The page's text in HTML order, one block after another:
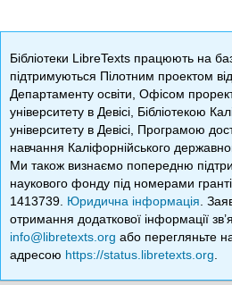
Бібліотеки LibreTexts працюють на
підтримуються Пілотним проектом
Департаменту освіти, Офісом
університету в Девісі, Бібліотекою
університету в Девісі, Програмою
навчання Каліфорнійського
Ми також визнаємо попередню
наукового фонду під номерами
1413739. Юридична інформація .
отримання додаткової інформації
info@libretexts.org або перегляньте
адресою https://status.libretexts.org